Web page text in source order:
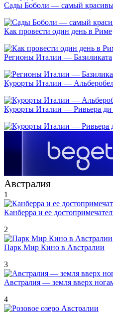
Сады Боболи — самый
Как провести один день в Риме
Регионы Италии — Базиликата
Курорты Италии —
Курорты Италии — Ривьера
Австралия
1
Канберра и ее
2
Парк Мир Кино в Австралии
3
Австралия — земля вверх
4